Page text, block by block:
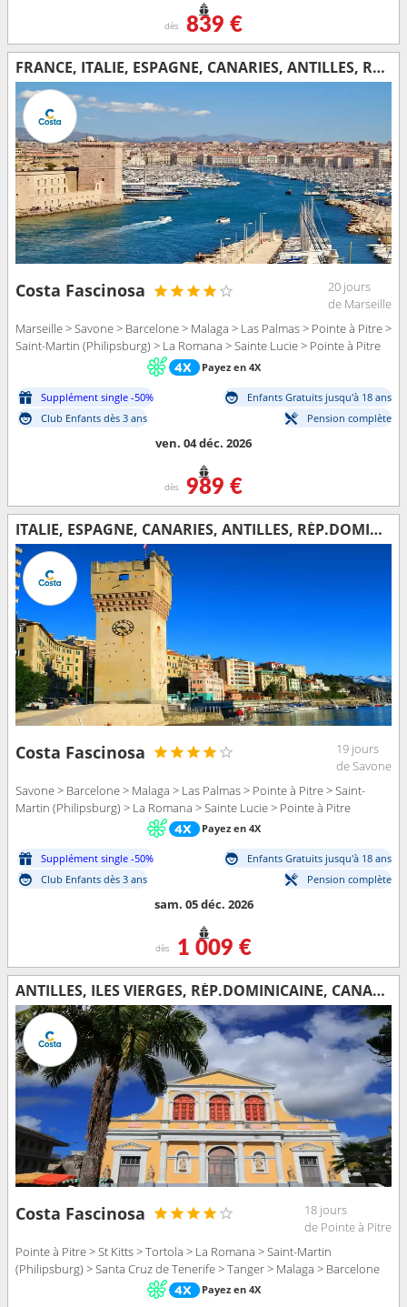
dès 839 €
FRANCE, ITALIE, ESPAGNE, CANARIES, ANTILLES, RÉP.DOMINICAINE
Costa Fascinosa
20 jours
de Marseille
Marseille > Savone > Barcelone > Malaga > Las Palmas > Pointe à Pitre >
Saint-Martin (Philipsburg) > La Romana > Sainte Lucie > Pointe à Pitre
Payez en 4X
Supplément single -50%
Enfants Gratuits jusqu'à 18 ans
Club Enfants dès 3 ans
Pension complète
ven. 04 déc. 2026
dès 989 €
ITALIE, ESPAGNE, CANARIES, ANTILLES, RÉP.DOMINICAINE
Costa Fascinosa
19 jours
de Savone
Savone > Barcelone > Malaga > Las Palmas > Pointe à Pitre > Saint-
Martin (Philipsburg) > La Romana > Sainte Lucie > Pointe à Pitre
Payez en 4X
Supplément single -50%
Enfants Gratuits jusqu'à 18 ans
Club Enfants dès 3 ans
Pension complète
sam. 05 déc. 2026
dès 1 009 €
ANTILLES, ILES VIERGES, RÉP.DOMINICAINE, CANARIES, MAROC, ESPAGNE
Costa Fascinosa
18 jours
de Pointe à Pitre
Pointe à Pitre > St Kitts > Tortola > La Romana > Saint-Martin
(Philipsburg) > Santa Cruz de Tenerife > Tanger > Malaga > Barcelone
Payez en 4X